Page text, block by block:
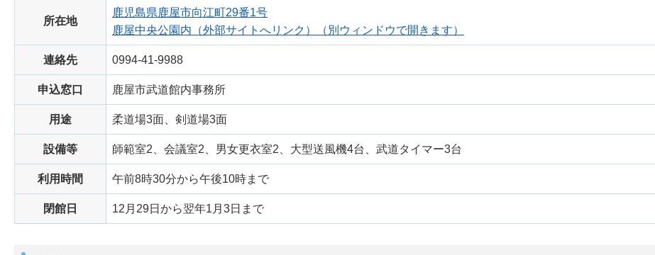
所在地
鹿児島県鹿屋市向江町29番1号
鹿屋中央公園内（外部サイトへリンク）（別ウィンドウで開きます）
連絡先 0994-41-9988
申込窓口 鹿屋市武道館内事務所
用途 柔道場3面、剣道場3面
設備等 師範室2、会議室2、男女更衣室2、大型送風機4台、武道タイマー3台
利用時間 午前8時30分から午後10時まで
閉館日 12月29日から翌年1月3日まで